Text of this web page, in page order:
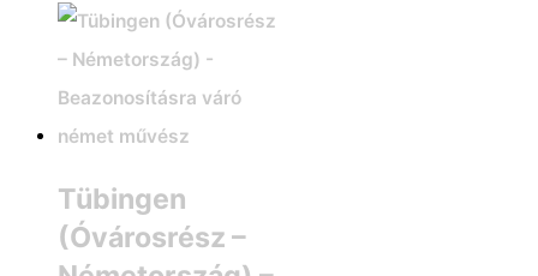
Tübingen
(Óvárosrész –